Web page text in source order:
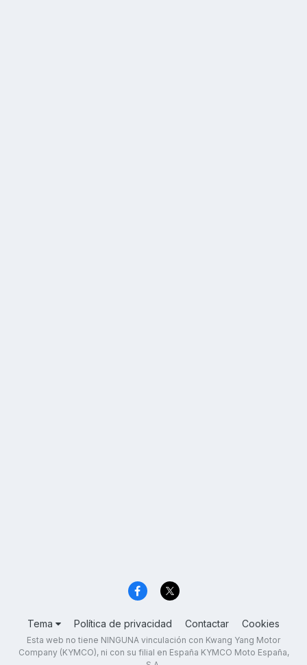
Tema Política de privacidad Contactar Cookies
Esta web no tiene NINGUNA vinculación con Kwang Yang Motor
Company (KYMCO), ni con su filial en España KYMCO Moto España,